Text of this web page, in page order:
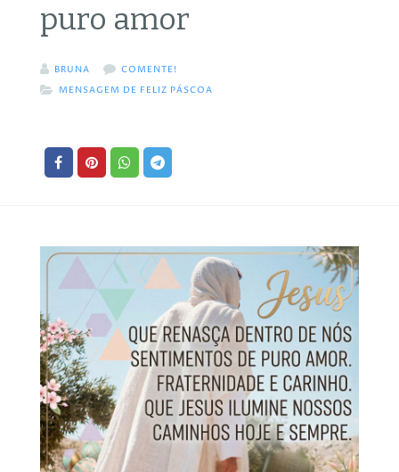
puro amor
BRUNA
COMENTE!
MENSAGEM DE FELIZ PÁSCOA